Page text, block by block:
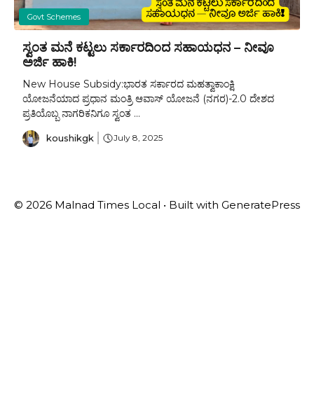
Govt Schemes
ಸ್ವಂತ ಮನೆ ಕಟ್ಟಲು ಸರ್ಕಾರದಿಂದ ಸಹಾಯಧನ – ನೀವೂ
ಅರ್ಜಿ ಹಾಕಿ!
New House Subsidy:ಭಾರತ ಸರ್ಕಾರದ ಮಹತ್ವಾಕಾಂಕ್ಷಿ
ಯೋಜನೆಯಾದ ಪ್ರಧಾನ ಮಂತ್ರಿ ಆವಾಸ್ ಯೋಜನೆ (ನಗರ)-2.0 ದೇಶದ
ಪ್ರತಿಯೊಬ್ಬ ನಾಗರಿಕನಿಗೂ ಸ್ವಂತ ...
koushikgk July 8, 2025
© 2026 Malnad Times Local • Built with GeneratePress